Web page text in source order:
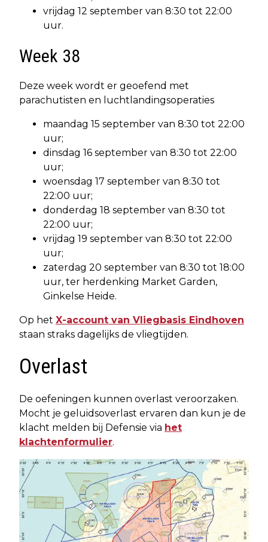
vrijdag 12 september van 8:30 tot 22:00
uur.
Week 38
Deze week wordt er geoefend met
parachutisten en luchtlandingsoperaties
maandag 15 september van 8:30 tot 22:00
uur;
dinsdag 16 september van 8:30 tot 22:00
uur;
woensdag 17 september van 8:30 tot
22:00 uur;
donderdag 18 september van 8:30 tot
22:00 uur;
vrijdag 19 september van 8:30 tot 22:00
uur;
zaterdag 20 september van 8:30 tot 18:00
uur, ter herdenking Market Garden,
Ginkelse Heide.
Op het X-account van Vliegbasis Eindhoven
staan straks dagelijks de vliegtijden.
Overlast
De oefeningen kunnen overlast veroorzaken.
Mocht je geluidsoverlast ervaren dan kun je de
klacht melden bij Defensie via het
klachtenformulier.